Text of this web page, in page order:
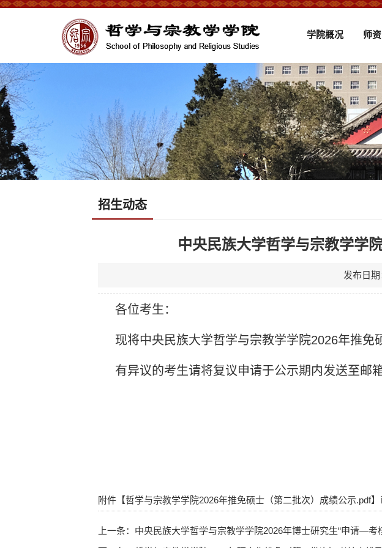
学院概况 师
招生动态
中央民族大学哲学与宗教学学
发布日
各位考生：
现将中央民族大学哲学与宗教学学院2026年推免
有异议的考生请将复议申请于公示期内发送至邮
附件【哲学与宗教学学院2026年推免硕士（第二批次）成绩公示.pdf】
上一条： 中央民族大学哲学与宗教学学院2026年博士研究生“申请—考